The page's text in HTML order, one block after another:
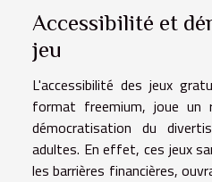
Accessibilité et
jeu
L'accessibilité des jeux
format freemium, joue un
démocratisation du
adultes. En effet, ces jeux
les barrières financières,